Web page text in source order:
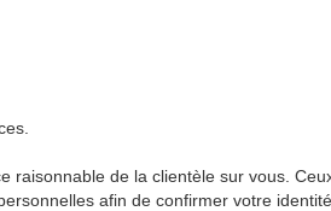
raisonnable de la clientèle sur vous.
afin de confirmer votre